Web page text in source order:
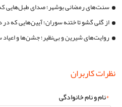
سنت‌های رمضانی بوشهر؛ صدای طبل‌هایی
از گلی گشو تا ختنه سوران؛ آیین‌هایی که
روایت‌های شیرین و بی‌نظیر؛ جشن‌ها و
نظرات کاربران
*نام و نام خانوادگی